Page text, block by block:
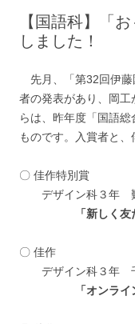
【国語科】「
しました！
先月、「第32回伊藤
者の発表があり、岡
らは、昨年度「国語
ものです。入賞者と、
〇 佳作特別賞
デザイン科３年
「新しく
〇 佳作
デザイン科３年
「オンラ